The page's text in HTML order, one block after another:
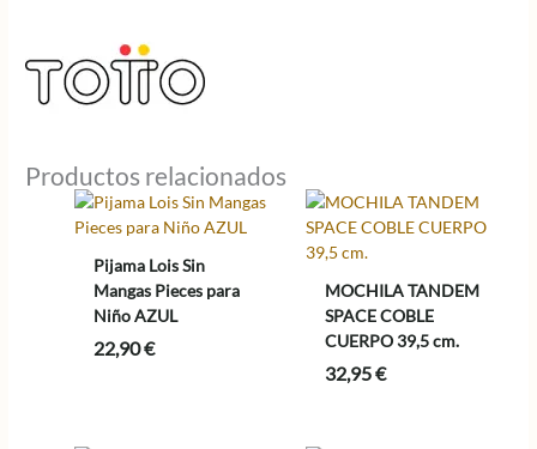
Productos relacionados
Pijama Lois Sin
Mangas Pieces para
Niño AZUL
22,90€
MOCHILA TANDEM
SPACE COBLE
CUERPO 39,5 cm.
32,95€